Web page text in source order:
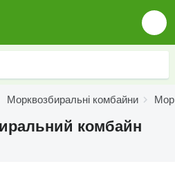
Морквозбиральні комбайни
комбайн